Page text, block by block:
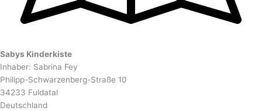
Sabys Kinderkiste
Inhaber: Sabrina Fey
Philipp-Schwarzenberg-Straße 10
34233 Fuldatal
Deutschland